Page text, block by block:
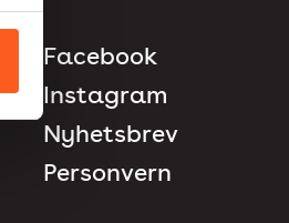
Facebook
Instagram
Nyhetsbrev
Personvern